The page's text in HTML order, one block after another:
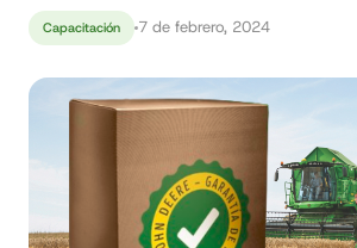
Capacitación 7 de febrero, 2024